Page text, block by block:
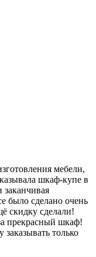
мебели,
шкаф-купе в
заканчивая
было сделано очень
скидку сделали!
прекрасный шкаф!
только